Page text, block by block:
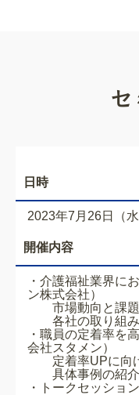
セ
日時
2023年7月26日（
開催内容
・介護福祉業界に
ン株式会社）
市場動向と課題
各社の取り組み
・職員の定着率を
会社スタメン）
定着率UPに向け
具体事例の紹介
・トークセッショ